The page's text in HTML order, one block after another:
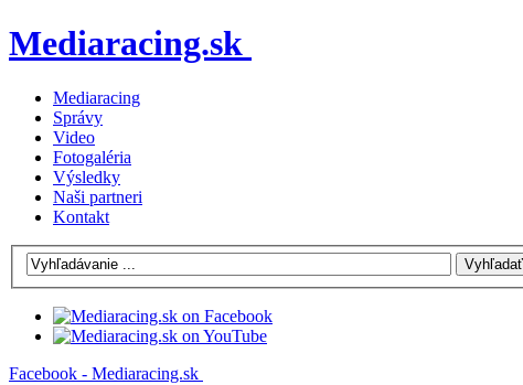
Mediaracing.sk
Mediaracing
Správy
Video
Fotogaléria
Výsledky
Naši partneri
Kontakt
Facebook - Mediaracing.sk